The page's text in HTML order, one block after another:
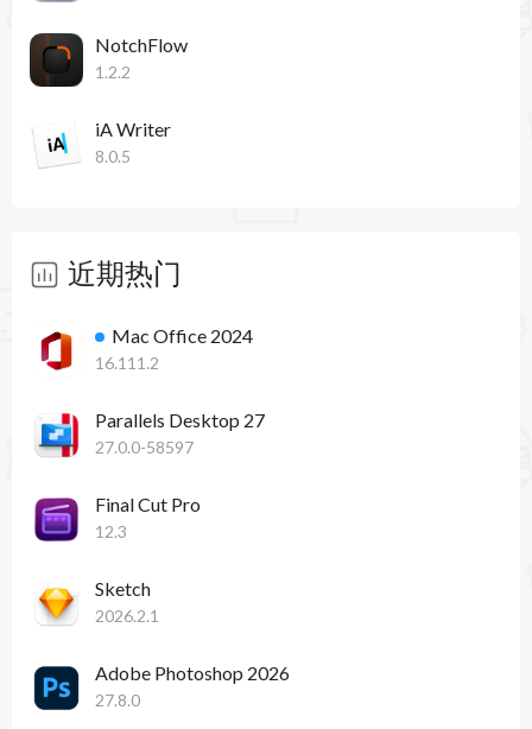
NotchFlow
1.2.2
iA Writer
8.0.5
近期热门
Mac Office 2024
16.111.2
Parallels Desktop 27
27.0.0-58597
Final Cut Pro
12.3
Sketch
2026.2.1
Adobe Photoshop 2026
27.8.0